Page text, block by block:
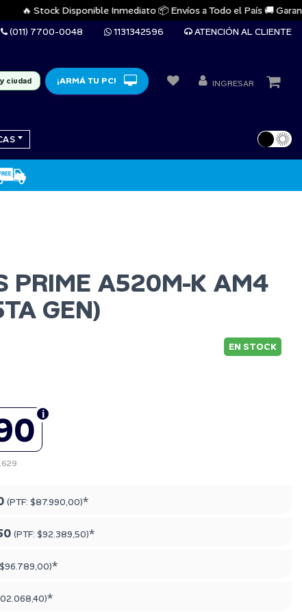
🔥 Stock Disponible Inmediato 📦 Envíos a Todo el País 🚚 Garantías
(011) 7700-0048 1131342596 ATENCIÓN AL CLIENTE
ciudad ¡ARMÁ TU PC! INGRESAR
PRIME A520M-K AM4
GEN)
EN STOCK
(PTF: $87.990,00)*
(PTF: $92.389,50)*
$96.789,00)*
)*